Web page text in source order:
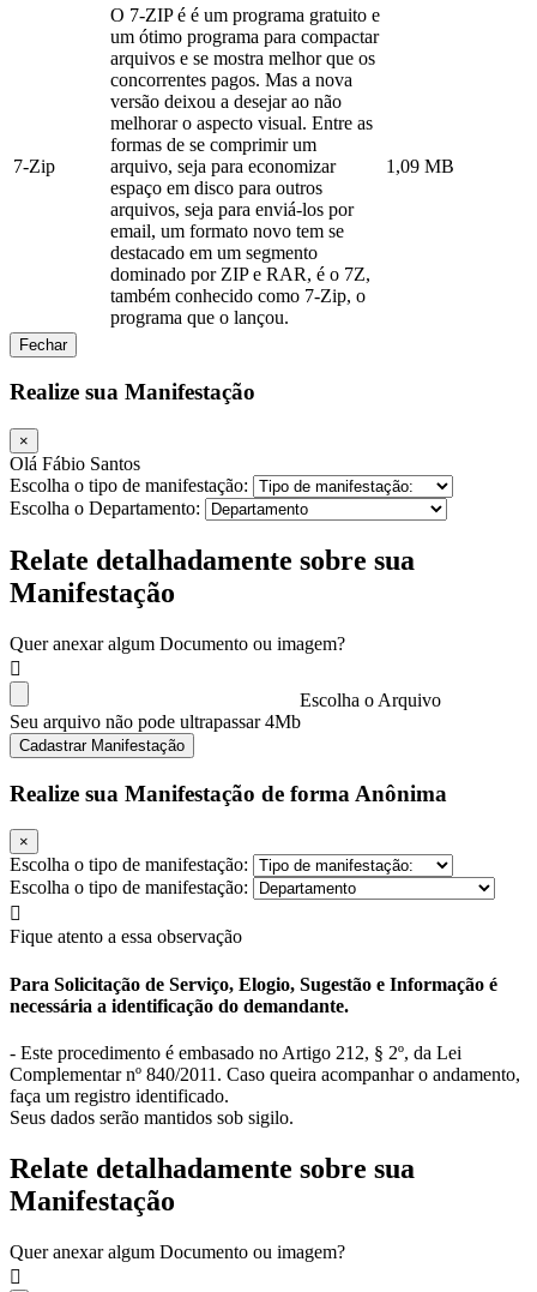
7-Zip
O 7-ZIP é é um programa gratuito e
um ótimo programa para compactar
arquivos e se mostra melhor que os
concorrentes pagos. Mas a nova
versão deixou a desejar ao não
melhorar o aspecto visual. Entre as
formas de se comprimir um
arquivo, seja para economizar
espaço em disco para outros
arquivos, seja para enviá-los por
email, um formato novo tem se
destacado em um segmento
dominado por ZIP e RAR, é o 7Z,
também conhecido como 7-Zip, o
programa que o lançou.
1,09 MB
Fechar
Realize sua Manifestação
×
Olá Fábio Santos
Escolha o tipo de manifestação:
Escolha o Departamento:
Relate detalhadamente sobre sua
Manifestação
Quer anexar algum Documento ou imagem?
Escolha o Arquivo
Seu arquivo não pode ultrapassar 4Mb
Cadastrar Manifestação
Realize sua Manifestação de forma Anônima
×
Escolha o tipo de manifestação:
Escolha o tipo de manifestação:
Fique atento a essa observação
Para Solicitação de Serviço, Elogio, Sugestão e Informação é
necessária a identificação do demandante.
- Este procedimento é embasado no Artigo 212, § 2º, da Lei
Complementar nº 840/2011. Caso queira acompanhar o andamento,
faça um registro identificado.
Seus dados serão mantidos sob sigilo.
Relate detalhadamente sobre sua
Manifestação
Quer anexar algum Documento ou imagem?